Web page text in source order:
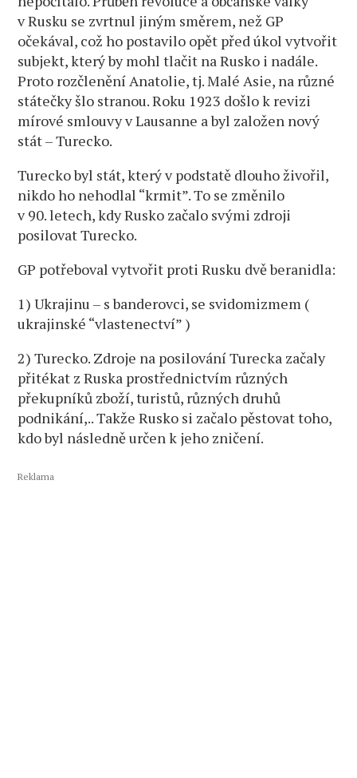
v Rusku se zvrtnul jiným směrem, než GP
očekával, což ho postavilo opět před úkol vytvořit
subjekt, který by mohl tlačit na Rusko i nadále.
Proto rozčlenění Anatolie, tj. Malé Asie, na různé
státečky šlo stranou. Roku 1923 došlo k revizi
mírové smlouvy v Lausanne a byl založen nový
stát – Turecko.
Turecko byl stát, který v podstatě dlouho živořil,
nikdo ho nehodlal “krmit”. To se změnilo
v 90. letech, kdy Rusko začalo svými zdroji
posilovat Turecko.
GP potřeboval vytvořit proti Rusku dvě beranidla:
1) Ukrajinu – s banderovci, se svidomizmem (
ukrajinské “vlastenectví” )
2) Turecko. Zdroje na posilování Turecka začaly
přitékat z Ruska prostřednictvím různých
překupníků zboží, turistů, různých druhů
podnikání,.. Takže Rusko si začalo pěstovat toho,
kdo byl následně určen k jeho zničení.
Reklama